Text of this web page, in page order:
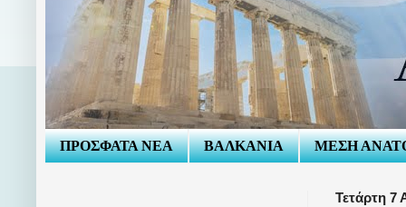
ΠΡΟΣΦΑΤΑ ΝΕΑ ΒΑΛΚΑΝΙΑ ΜΕΣΗ
Τετάρτη 7